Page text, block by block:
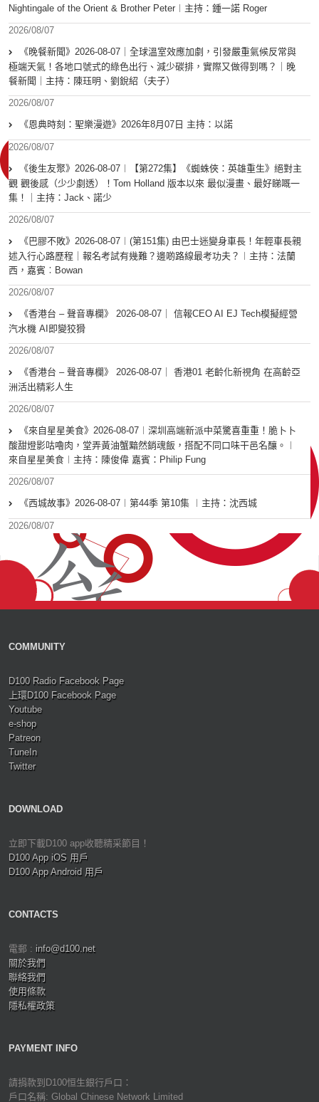
Nightingale of the Orient & Brother Peter︱主持：鍾一諾 Roger
2026/08/07
《晚餐新聞》2026-08-07｜全球溫室效應加劇，引發嚴重氣候反常與
極端天氣！各地口號式的綠色出行、減少碳排，實際又做得到嗎？｜晚
餐新聞｜主持：陳珏明、劉銳紹（夫子）
2026/08/07
《恩典時刻：聖樂漫遊》2026年8月07日 主持：以諾
2026/08/07
《後生友聚》2026-08-07︱【第272集】《蜘蛛俠：英雄重生》絕對主
觀 觀後感（少少劇透）！Tom Holland 版本以來 最似漫畫、最好睇嘅一
集！｜主持：Jack、諾少
2026/08/07
《巴膠不敗》2026-08-07︱(第151集) 由巴士迷變身車長！年輕車長親
述入行心路歷程｜報名考試有幾難？邊啲路線最考功夫？︱主持：法蘭
西，嘉賓︰Bowan
2026/08/07
《香港台 – 聲音專欄》 2026-08-07｜ 信報CEO AI EJ Tech模擬經營
汽水機 AI即變狡猾
2026/08/07
《香港台 – 聲音專欄》 2026-08-07｜ 香港01 老齡化新視角 在高齡亞
洲活出精彩人生
2026/08/07
《來自星星美食》2026-08-07︱深圳高端新派中菜驚喜重重！脆卜卜
酸甜燈影咕嚕肉，堂弄黃油蟹黯然銷魂飯，搭配不同口味干邑名釀。︱
來自星星美食︱主持：陳俊偉 嘉賓：Philip Fung
2026/08/07
《西城故事》2026-08-07︱第44季 第10集 ︱主持：沈西城
2026/08/07
COMMUNITY
D100 Radio Facebook Page
上環D100 Facebook Page
Youtube
e-shop
Patreon
TuneIn
Twitter
DOWNLOAD
立即下載D100 app收聽精采節目！
D100 App iOS 用戶
D100 App Android 用戶
CONTACTS
電郵 : info@d100.net
關於我們
聯絡我們
使用條款
隱私權政策
PAYMENT INFO
請捐款到D100恒生銀行戶口：
戶口名稱: Global Chinese Network Limited